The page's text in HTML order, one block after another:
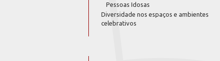
Pessoas Idosas
Diversidade nos espaços e ambientes
celebrativos